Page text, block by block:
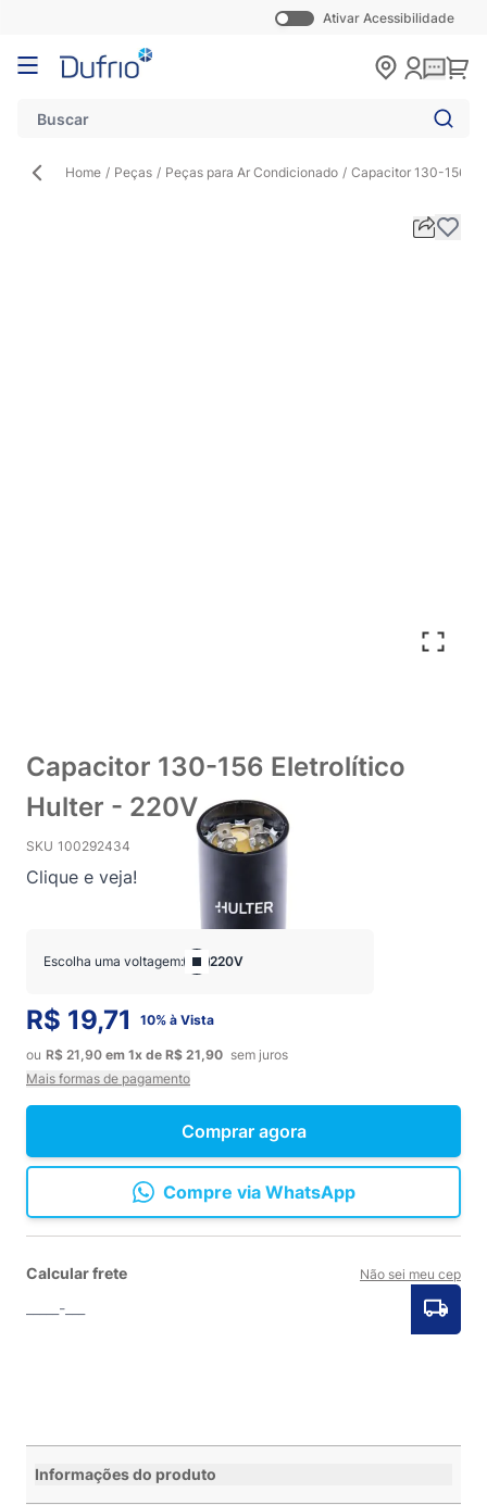
Ativar Acessibilidade
Pular para o conteúdo
Home / Peças / Peças para Ar Condicionado / Capacitor 130-156
Capacitor 130-156 Eletrolítico
Hulter - 220V
SKU 100292434
Clique e veja!
Comprar agora
Escolha uma voltagem: 220V
R$ 19,71 10% à Vista
ou R$ 21,90 em 1x de R$ 21,90 sem juros
Mais formas de pagamento
Compre via WhatsApp
Calcular frete Não sei meu cep
Informações do produto